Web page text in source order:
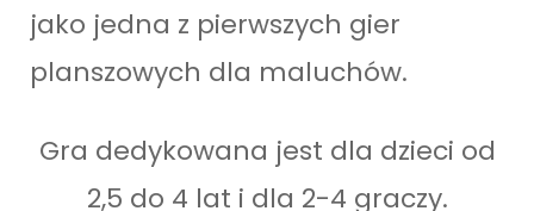
jako jedna z pierwszych gier
planszowych dla maluchów.
Gra dedykowana jest dla dzieci od
2,5 do 4 lat i dla 2-4 graczy.